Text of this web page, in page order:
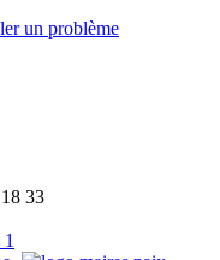
un problème
33